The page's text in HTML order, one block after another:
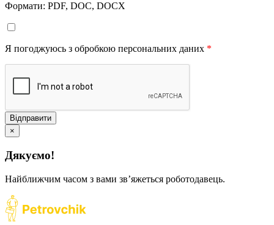
Формати: PDF, DOC, DOCX
Я погоджуюсь з обробкою персональних даних *
Відправити
×
Дякуємо!
Найближчим часом з вами звʼяжеться роботодавець.